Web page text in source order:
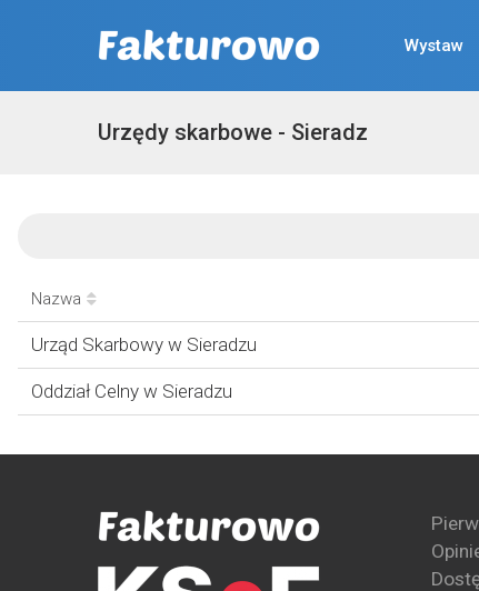
Wystaw
Urzędy skarbowe - Sieradz
Nazwa
Urząd Skarbowy w Sieradzu
Oddział Celny w Sieradzu